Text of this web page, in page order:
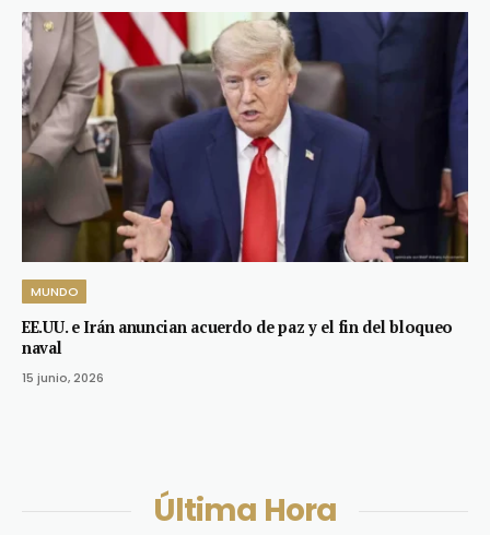
MUNDO
EE.UU. e Irán anuncian acuerdo de paz y el fin del bloqueo
naval
15 junio, 2026
Última Hora